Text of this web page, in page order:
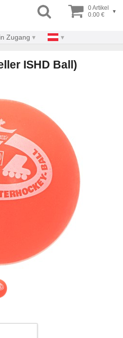
0 Artikel
0.00 €
▾
Zugang
ISHD Ball)